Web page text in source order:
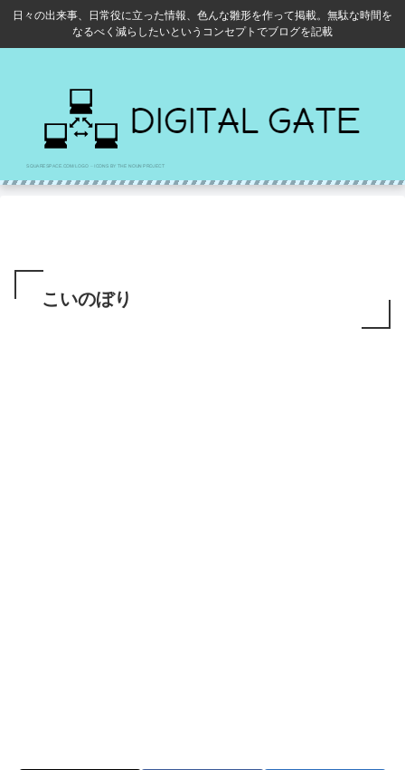
日々の出来事、日常役に立った情報、色んな雛形を作って掲載。無駄な時間を
なるべく減らしたいというコンセプトでブログを記載
こいのぼり